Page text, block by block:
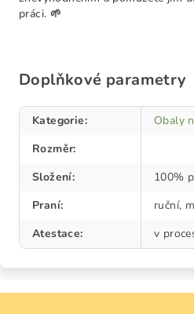
práci. 🌱
Doplňkové parametry
Kategorie:
Obaly
Rozměr:
Složení:
100%
Praní:
ruční,
Atestace: v